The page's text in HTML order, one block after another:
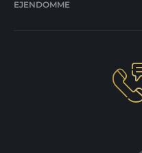
EJENDOMME